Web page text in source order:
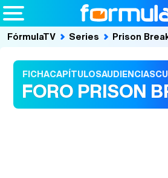
FórmulaTV Series Prison
FICHACAPÍTULOSAUDIENCIAS
FORO PRISON